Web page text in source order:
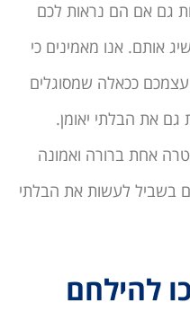
גם אם הם נראות לכם
אותם. אנו מאמינים כי
ככאלה שמסוגלים
את הבלתי יאומן.
אחת ברורה ואמונה
בשביל לעשות את הבלתי
להילחם